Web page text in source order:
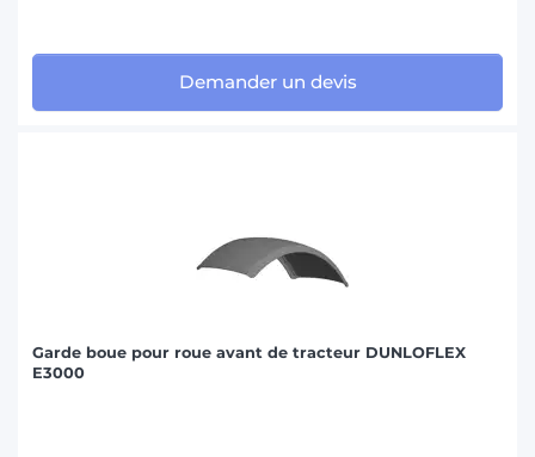
Demander un devis
Garde boue pour roue avant de tracteur DUNLOFLEX
E3000